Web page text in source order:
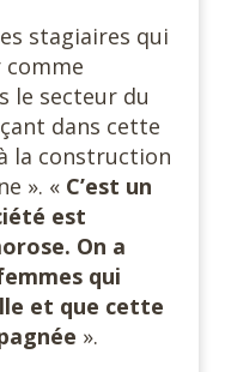
stagiaires qui
le secteur du
dans cette
la construction
». « C’est un
est
On a
qui
et que cette
».